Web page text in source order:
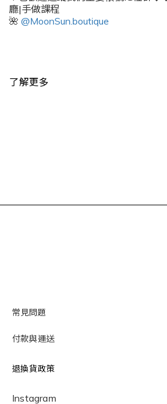
廳|手做課程
🌺 @MoonSun.boutique
了解更多
常見問題
付款與運送
退換貨政策
Instagram